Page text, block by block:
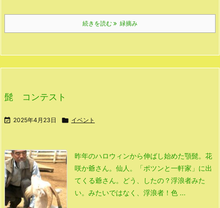
続きを読む 緑摘み
髭 コンテスト
 2025年4月23日  イベント
昨年のハロウィンから伸ばし始めた顎髭。 花
咲か爺さん。 仙人。
「ポツンと一軒家」に出
てくる爺さん。
どう、したの？浮浪者みた
い。 みたいではなく、浮浪者！ 色 ...